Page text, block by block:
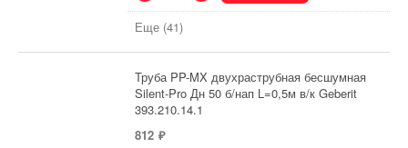
Еще (41)
Труба PP-MX двухраструбная бесшумная
Silent-Pro Дн 50 б/нап L=0,5м в/к Geberit
393.210.14.1
812